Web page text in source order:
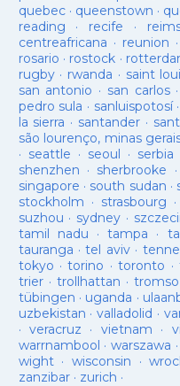
quebec· queenstown ·
reading · recife ·
centreafricana · reunion ·
rosario · rostock ·
rugby· rwanda · saint
san antonio · san carlos·
pedro sula · sanluispotosí·
la sierra · santander ·
são lourenço, minas
· seattle · seoul · serbia
shenzhen · sherbrooke ·
singapore · south sudan ·
stockholm · strasbourg ·
suzhou · sydney ·
tamil nadu ·tampa ·
tauranga ·tel aviv·
tokyo ·torino ·toronto ·
trier· trollhattan · tromso
tübingen · uganda ·
uzbekistan · valladolid ·
· veracruz · vietnam ·
warrnambool ·warszawa
wight· wisconsin ·
zanzibar· zurich ·